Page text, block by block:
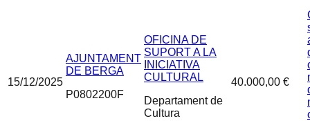
15/12/2025
AJUNTAMENT
DE BERGA
P0802200F
OFICINA DE
SUPORT A LA
INICIATIVA
CULTURAL
Departament de
Cultura
40.000,00 €